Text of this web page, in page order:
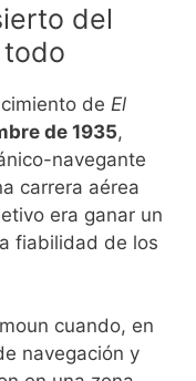
del
todo
de El
de 1935,
navegante
carrera aérea
era ganar un
fiabilidad de los
cuando, en
navegación y